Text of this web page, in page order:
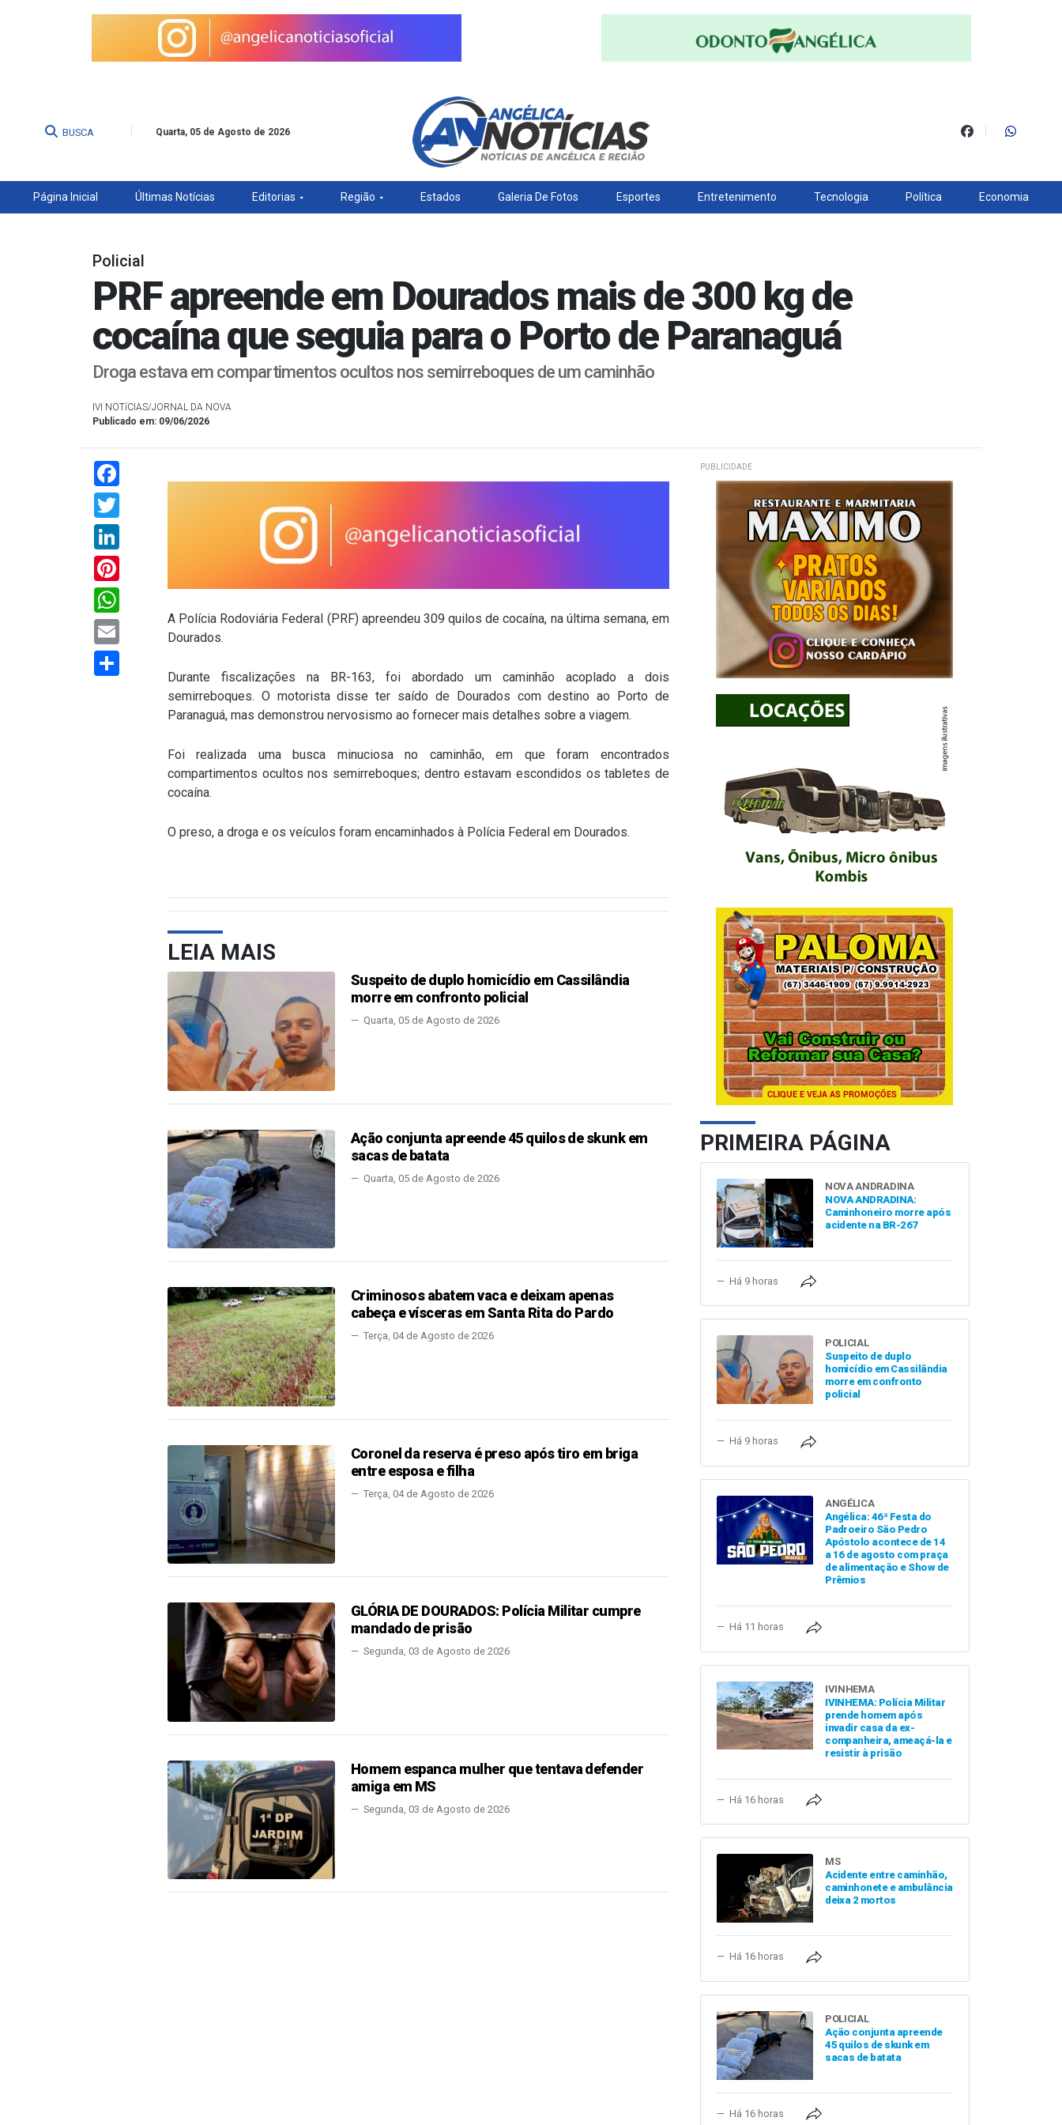
BUSCA Quarta, 05 de Agosto de 2026
Página Inicial Últimas Notícias Editorias Região Estados Galeria De Fotos Esportes Entretenimento Tecnologia Política Economia
Policial
PRF apreende em Dourados mais de 300 kg de
cocaína que seguia para o Porto de Paranaguá
Droga estava em compartimentos ocultos nos semirreboques de um caminhão
IVI NOTíCIAS/JORNAL DA NOVA
Publicado em: 09/06/2026
WhatsApp
A Polícia Rodoviária Federal (PRF) apreendeu 309 quilos de cocaína, na última semana, em
Dourados.
Durante fiscalizações na BR-163, foi abordado um caminhão acoplado a dois
semirreboques. O motorista disse ter saído de Dourados com destino ao Porto de
Paranaguá, mas demonstrou nervosismo ao fornecer mais detalhes sobre a viagem.
Foi realizada uma busca minuciosa no caminhão, em que foram encontrados
compartimentos ocultos nos semirreboques; dentro estavam escondidos os tabletes de
cocaína.
O preso, a droga e os veículos foram encaminhados à Polícia Federal em Dourados.
LEIA MAIS
Suspeito de duplo homicídio em Cassilândia
morre em confronto policial
Quarta, 05 de Agosto de 2026
Ação conjunta apreende 45 quilos de skunk em
sacas de batata
Quarta, 05 de Agosto de 2026
Criminosos abatem vaca e deixam apenas
cabeça e vísceras em Santa Rita do Pardo
Terça, 04 de Agosto de 2026
Coronel da reserva é preso após tiro em briga
entre esposa e filha
Terça, 04 de Agosto de 2026
GLÓRIA DE DOURADOS: Polícia Militar cumpre
mandado de prisão
Segunda, 03 de Agosto de 2026
Homem espanca mulher que tentava defender
amiga em MS
Segunda, 03 de Agosto de 2026
PUBLICIDADE
PRIMEIRA PÁGINA
NOVA ANDRADINA
NOVA ANDRADINA:
Caminhoneiro morre após
acidente na BR-267
Há 9 horas
POLICIAL
Suspeito de duplo
homicídio em Cassilândia
morre em confronto
policial
Há 9 horas
ANGÉLICA
Angélica: 46ª Festa do
Padroeiro São Pedro
Apóstolo acontece de 14
a 16 de agosto com praça
de alimentação e Show de
Prêmios
Há 11 horas
IVINHEMA
IVINHEMA: Polícia Militar
prende homem após
invadir casa da ex-
companheira, ameaçá-la e
resistir à prisão
Há 16 horas
MS
Acidente entre caminhão,
caminhonete e ambulância
deixa 2 mortos
Há 16 horas
POLICIAL
Ação conjunta apreende
45 quilos de skunk em
sacas de batata
Há 16 horas